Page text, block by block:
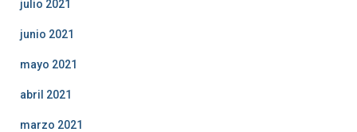
julio 2021
junio 2021
mayo 2021
abril 2021
marzo 2021